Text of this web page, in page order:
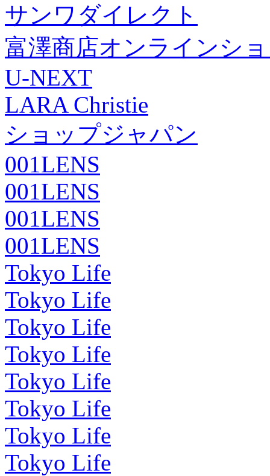
サンワダイレクト
富澤商店オンラインシ
U-NEXT
LARA Christie
ショップジャパン
001LENS
001LENS
001LENS
001LENS
Tokyo Life
Tokyo Life
Tokyo Life
Tokyo Life
Tokyo Life
Tokyo Life
Tokyo Life
Tokyo Life